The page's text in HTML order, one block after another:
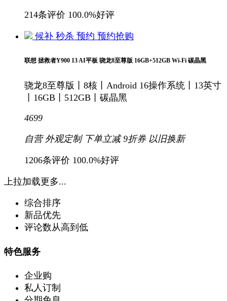
214条评价 100.0%好评
候补 秒杀 预约 预约抢购
联想 拯救者Y900 13 AI平板 骁龙8至尊版 16GB+512GB Wi-Fi 碳晶黑
骁龙8至尊版丨8核丨Android 16操作系统丨13英寸
丨16GB丨512GB丨碳晶黑
4699
自营 外观定制 下单立减 9折券 以旧换新
1206条评价 100.0%好评
上拉加载更多...
综合排序
新品优先
评论数从高到低
特色服务
企业购
私人订制